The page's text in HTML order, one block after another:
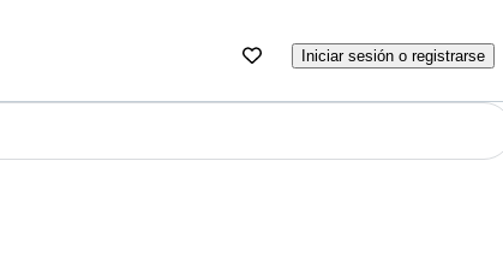
Iniciar sesión o registrarse